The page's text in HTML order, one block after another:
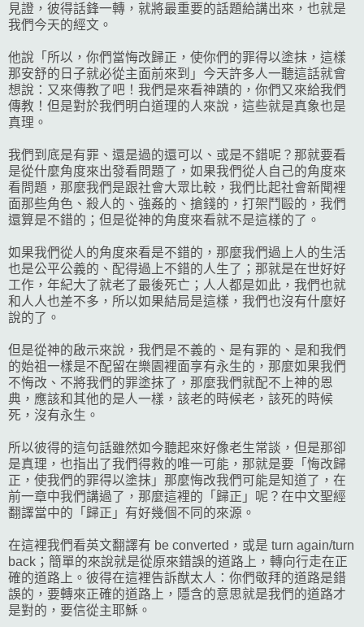
見證，彼得話鋒一轉，就將最重要的話題給講出來，也就是
我們今天的經文。
他說「所以，你們當悔改歸正，使你們的罪得以塗抹，這樣
那安舒的日子就必從主面前來到」今天許多人一聽這話就會
想說：又來傳教了吧！我們是來看神蹟的，你們又來給我們
傳教！但是對於我們明白道理的人來說，這些就是真象也是
真理。
我們到底是有罪、還是過的還可以、或是不錯呢？那就要看
是從什麼角度來出發看問題了，如果我們從人自己的角度來
看問題，那麼我們是跟社會大眾比較，我們比起社會新聞裡
面那些角色、殺人的、強姦的、搶錢的，打架鬥毆的，我們
還算是不錯的；但是從神的角度來看就不是這樣的了。
如果我們從人的角度來看是不錯的，那麼我們過上人的生活
也是公平公義的、配得過上不錯的人生了；那就是在世好好
工作，年紀大了就老了最後死亡；人人都是如此，我們也就
和人人也差不多，所以如果結局是這樣，我們也沒有什麼好
說的了。
但是從神的啟示來說，我們是不義的、是有罪的、是和我們
的始祖一樣是不配留在樂園裡面享有永生的，那麼如果我們
不悔改、不將我們的罪塗抹了，那麼我們就配不上神的恩
典，應該和其他的是人一樣，該老的時候老，該死的時候
死，沒有永生。
所以彼得的這句話雖然如今聽起來好像老生常談，但是那卻
是真理，也指出了我們得救的唯一可能，那就是要「悔改歸
正，使我們的罪得以塗抹」那麼悔改我們可能是知道了，在
前一章中我們講過了，那麼這裡的「歸正」呢？在中文聖經
翻譯當中的「歸正」有好幾個不同的來源。
在這裡我們看英文翻譯有 be converted，或是 turn again/turn
back；簡單的來說就是從原來錯誤的道路上，轉向行走在正
確的道路上。彼得在這裡告訴猷太人：你們敬拜的道路是錯
誤的，要轉來正確的道路上，隱含的意思就是我們的道路才
是對的，要信從主耶穌。